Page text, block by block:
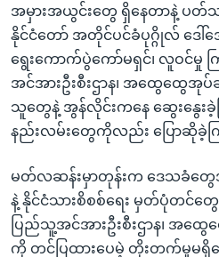
အမှားအယွင်းတွေ ရှိနေတာနဲ့ ပ
နိုင်ငံတော် အတိုင်ပင်ခံပုဂ္ဂိုလ် ဒေါ်
ရွေးကောက်ပွဲကော်မရှင်၊ လူဝင်မှု က
အင်အားဦးစီးဌာန၊ အထွေထွေအုပ်ခ
သူတွေနဲ့ အွန်လိုင်းကနေ ဆွေးနွေးခဲ့
နည်းလမ်းတွေကိုလည်း ပြောဆိုခဲ့က
မတ်လဆန်းမှာတုန်းက ဒေသခံတွေ
နဲ့ နိုင်ငံသားစိစစ်ရေး မှတ်ပုံတင်တွ
ပြည်သူ့အင်အားဦးစီးဌာန၊ အထွေ
ကို တင်ပြထားပေမဲ့ တိုးတက်မှုမရှိ